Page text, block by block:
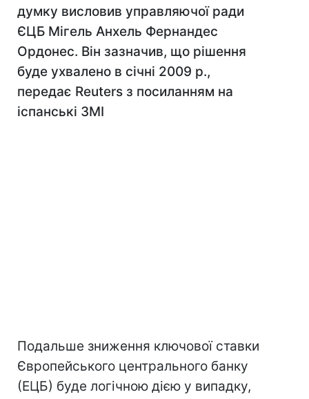
думку висловив управляючої ради
ЄЦБ Мігель Анхель Фернандес
Ордонес. Він зазначив, що рішення
буде ухвалено в січні 2009 р.,
передає Reuters з посиланням на
іспанські ЗМІ
Подальше зниження ключової ставки
Європейського центрального банку
(ЕЦБ) буде логічною дією у випадку,